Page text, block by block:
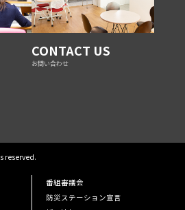
CONTACT US
お問い合わせ
reserved.
番組審議会
防災ステーション宣言